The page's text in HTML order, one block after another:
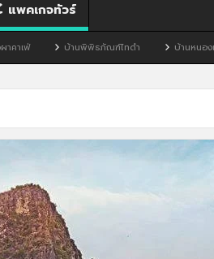
แพคเกจทัวร์
บ้านพิพิธภัณฑ์ไทดำ บ้านหนองมะจับ